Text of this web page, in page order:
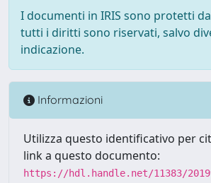
I documenti in IRIS sono protetti
tutti i diritti sono riservati, salvo
indicazione.
Informazioni
Utilizza questo identificativo per
link a questo documento:
https://hdl.handle.net/11383/